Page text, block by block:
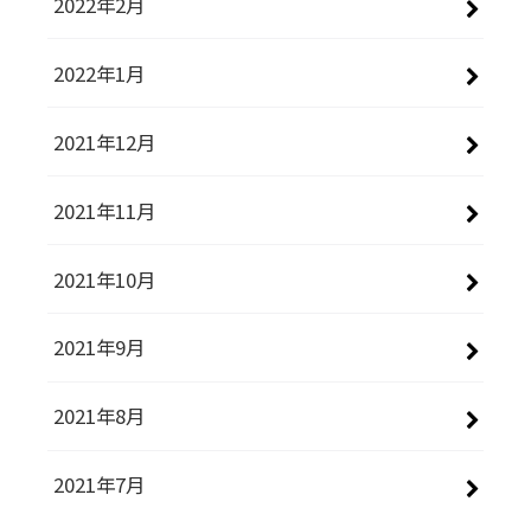
2022年1月
2021年12月
2021年11月
2021年10月
2021年9月
2021年8月
2021年7月